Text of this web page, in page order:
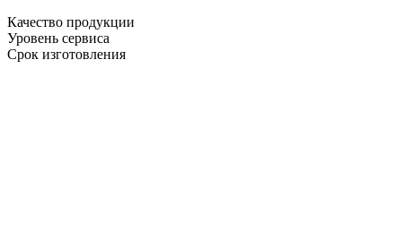
Качество продукции
Уровень сервиса
Срок изготовления